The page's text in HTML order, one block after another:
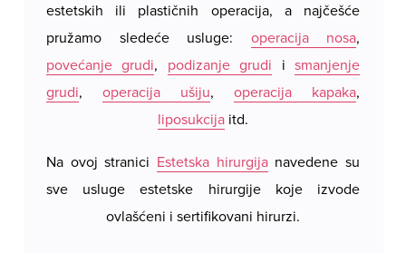
estetskih ili plastičnih operacija, a najčešće
pružamo sledeće usluge: operacija nosa,
povećanje grudi, podizanje grudi ismanjenje
grudi, operacija ušiju, operacija kapaka,
liposukcija itd.
Na ovoj stranici Estetska hirurgijanavedene su
sve usluge estetske hirurgije koje izvode
ovlašćeni i sertifikovani hirurzi.